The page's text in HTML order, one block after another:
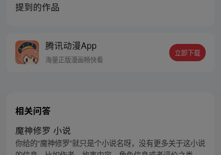
提到的作品
腾讯动漫App
海量正版漫画畅快看
立即下载
相关问答
魔神修罗 小说
你给的“魔神修罗”就只是个小说名呀，没有更多关于这小说